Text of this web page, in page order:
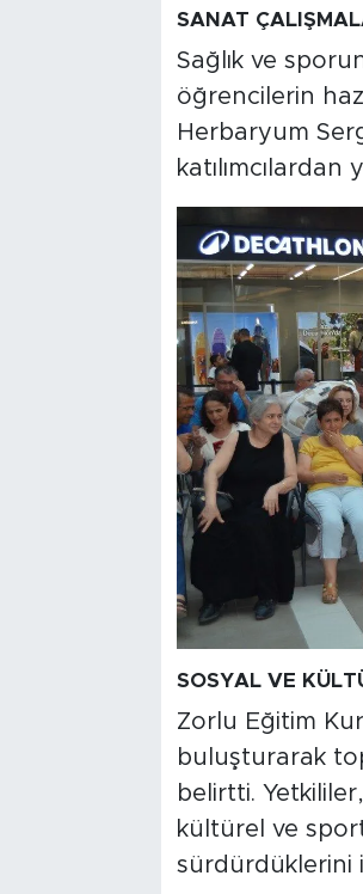
SANAT
Sağlık ve
öğrencilerin
Herbaryum
SOSYAL VE
Zorlu Eğitim
buluşturarak
belirtti.
kültürel ve
sürdürdüklerini